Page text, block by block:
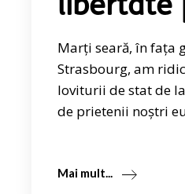
libertate
Marți seară, în fața
Strasbourg, am
loviturii de stat de
de prietenii noștri
Mai mult...